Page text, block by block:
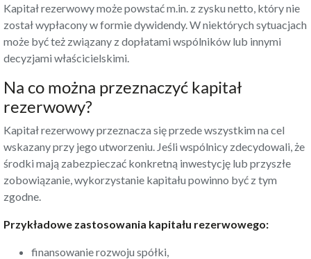
Kapitał rezerwowy może powstać m.in. z zysku netto, który nie
został wypłacony w formie dywidendy. W niektórych sytuacjach
może być też związany z dopłatami wspólników lub innymi
decyzjami właścicielskimi.
Na co można przeznaczyć kapitał
rezerwowy?
Kapitał rezerwowy przeznacza się przede wszystkim na cel
wskazany przy jego utworzeniu. Jeśli wspólnicy zdecydowali, że
środki mają zabezpieczać konkretną inwestycję lub przyszłe
zobowiązanie, wykorzystanie kapitału powinno być z tym
zgodne.
Przykładowe zastosowania kapitału rezerwowego:
finansowanie rozwoju spółki,